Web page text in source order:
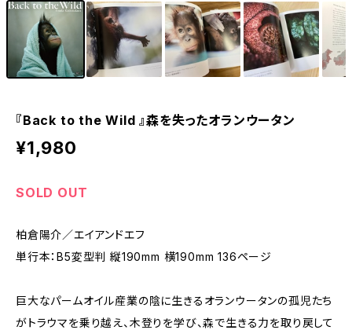
『Back to the Wild 』森を失ったオランウータン
¥1,980
SOLD OUT
柏倉陽介／エイアンドエフ
単行本：B5変型判 縦190mm 横190mm 136ページ
巨大なパームオイル産業の陰に生きるオランウータンの孤児たち
がトラウマを乗り越え、木登りを学び、森で生きる力を取り戻して